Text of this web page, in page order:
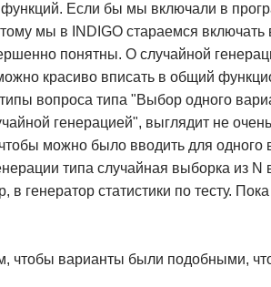
функций. Если бы мы включали в
мы в INDIGO стараемся
понятны. О случайной
красиво вписать в общий
вопроса типа "Выбор одного
генерацией", выглядит не
можно было вводить для одного
типа случайная выборка из N
генератор статистики по тесту.
чтобы варианты были подобными,